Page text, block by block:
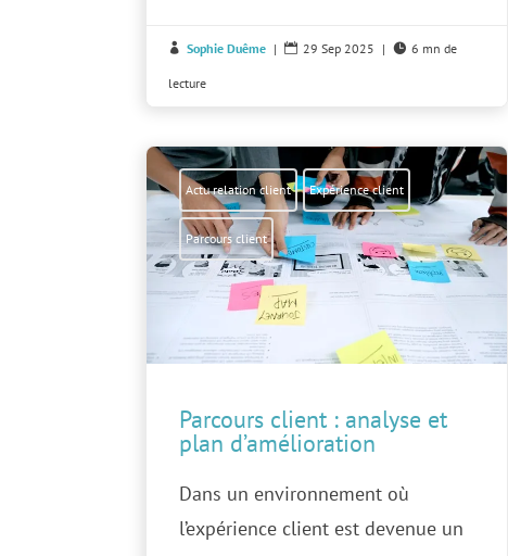
 Sophie Duême |  29 Sep 2025 |  6 mn de
lecture
Actu relation client Expérience client
Parcours client
Parcours client : analyse et
plan d’amélioration
Dans un environnement où
l’expérience client est devenue un